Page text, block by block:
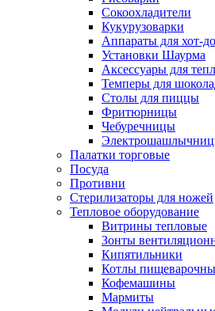
Сокоохладители
Кукурузоварки
Аппараты для хот-
Установки Шаурма
Аксессуары для
Темперы для
Столы для пиццы
Фритюрницы
Чебуречницы
Палатки торговые
Посуда
Противни
Стерилизаторы для ножей
Тепловое оборудование
Витрины тепловые
Зонты
Кипятильники
Котлы
Кофемашины
Мармиты